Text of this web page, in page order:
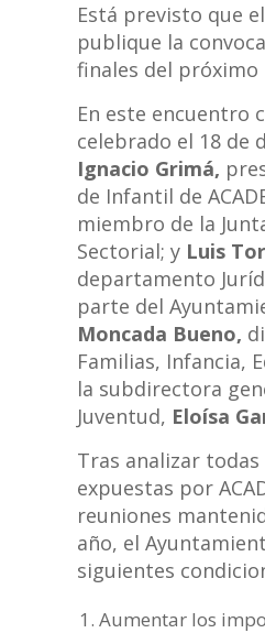
Está previsto que
publique la
finales del próximo
En este encuentro
celebrado el 18 de
Ignacio Grimá,
de Infantil de
miembro de la
Sectorial; y Luis
departamento
parte del
Moncada Bueno,
Familias, Infancia,
la subdirectora
Juventud, Eloísa
Tras analizar
expuestas por
reuniones
año, el
siguientes
Aumentar los